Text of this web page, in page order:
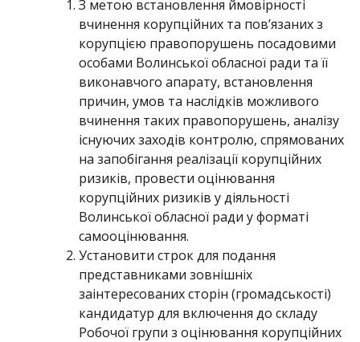
З метою встановлення ймовірності
вчинення корупційних та пов’язаних з
корупцією правопорушень посадовими
особами Волинської обласної ради та її
виконавчого апарату, встановлення
причин, умов та наслідків можливого
вчинення таких правопорушень, аналізу
існуючих заходів контролю, спрямованих
на запобігання реалізації корупційних
ризиків, провести оцінювання
корупційних ризиків у діяльності
Волинської обласної ради у форматі
самооцінювання.
Установити строк для подання
представниками зовнішніх
заінтересованих сторін (громадськості)
кандидатур для включення до складу
Робочої групи з оцінювання корупційних